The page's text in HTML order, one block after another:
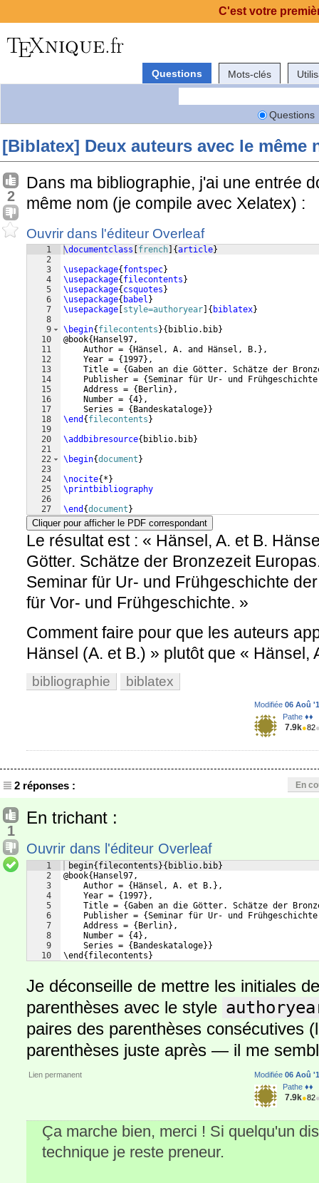
Questions Mots-clés
Questions
[Biblatex] Deux auteurs avec le même
2
Dans ma bibliographie, j'ai une entrée
même nom (je compile avec Xelatex) :
Ouvrir dans l'éditeur Overleaf
1
2
3
4
5
6
7
8
9
10
11
12
13
14
15
16
17
18
19
20
21
22
23
24
25
26
27
\documentclass french {article}
\usepackage{ fontspec}
\usepackage{ filecontents }
\usepackage{ csquotes }
\usepackage{ babel }
\usepackage style=authoryear { biblatex}
\begin{ filecontents }{ biblio.bib}
@book{ Hansel97,
    Author =
{ Hänsel, A. and Hänsel, B. } ,
    Year =
{ 1997} ,
    Title =
{Gaben an die Götter. Schätze der
    Publisher =
{Seminar für Ur- und
    Address =
{ Berlin} ,
    Number =
{4} ,
    Series =
{ Bandeskataloge}}
\end { filecontents }
\addbibresource{ biblio.bib}
\begin{document }
\nocite{ * }
\printbibliography
\end {document }
Cliquer pour afficher le PDF correspondant
Le résultat est : « Hänsel, A. et B.
Götter. Schätze der Bronzezeit
Seminar für Ur- und Frühgeschichte
für Vor- und Frühgeschichte. »
Comment faire pour que les auteurs
Hänsel (A. et B.) » plutôt que « Hänsel,
bibliographie biblatex
Modifiée 06 Aoû
Pathe ♦♦
7.9k●82
2 réponses : En
1
En trichant :
Ouvrir dans l'éditeur Overleaf
1
2
3
4
5
6
7
8
9
10
begin{filecontents}{biblio.bib}
@book{Hansel97,
    Author = {Hänsel, A. et B.},
    Year = {1997},
Title = {Gaben an die Götter. Schätze der
Publisher = {Seminar für Ur- und
    Address = {Berlin},
    Number = {4},
    Series = {Bandeskataloge}}
\end{filecontents}
Je déconseille de mettre les initiales
parenthèses avec le style
paires des parenthèses consécutives
parenthèses juste après — il me
Lien permanent Modifiée 06 Aoû
Pathe ♦♦
7.9k●82
Ça marche bien, merci ! Si quelqu'un
technique je reste preneur.
C'est votre